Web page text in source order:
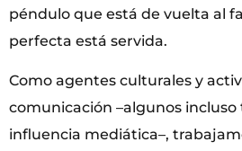
péndulo que está de vuelta al
perfecta está servida.
Como agentes culturales y
comunicación –algunos
influencia mediática–,